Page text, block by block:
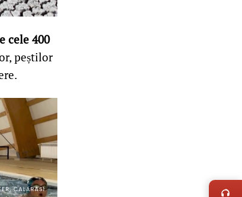
cele 400
peștilor